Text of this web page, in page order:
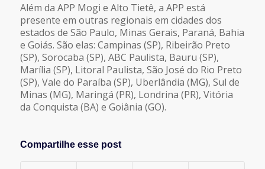
Além da APP Mogi e Alto Tietê, a APP está
presente em outras regionais em cidades dos
estados de São Paulo, Minas Gerais, Paraná, Bahia
e Goiás. São elas: Campinas (SP), Ribeirão Preto
(SP), Sorocaba (SP), ABC Paulista, Bauru (SP),
Marília (SP), Litoral Paulista, São José do Rio Preto
(SP), Vale do Paraíba (SP), Uberlândia (MG), Sul de
Minas (MG), Maringá (PR), Londrina (PR), Vitória
da Conquista (BA) e Goiânia (GO).
Compartilhe esse post